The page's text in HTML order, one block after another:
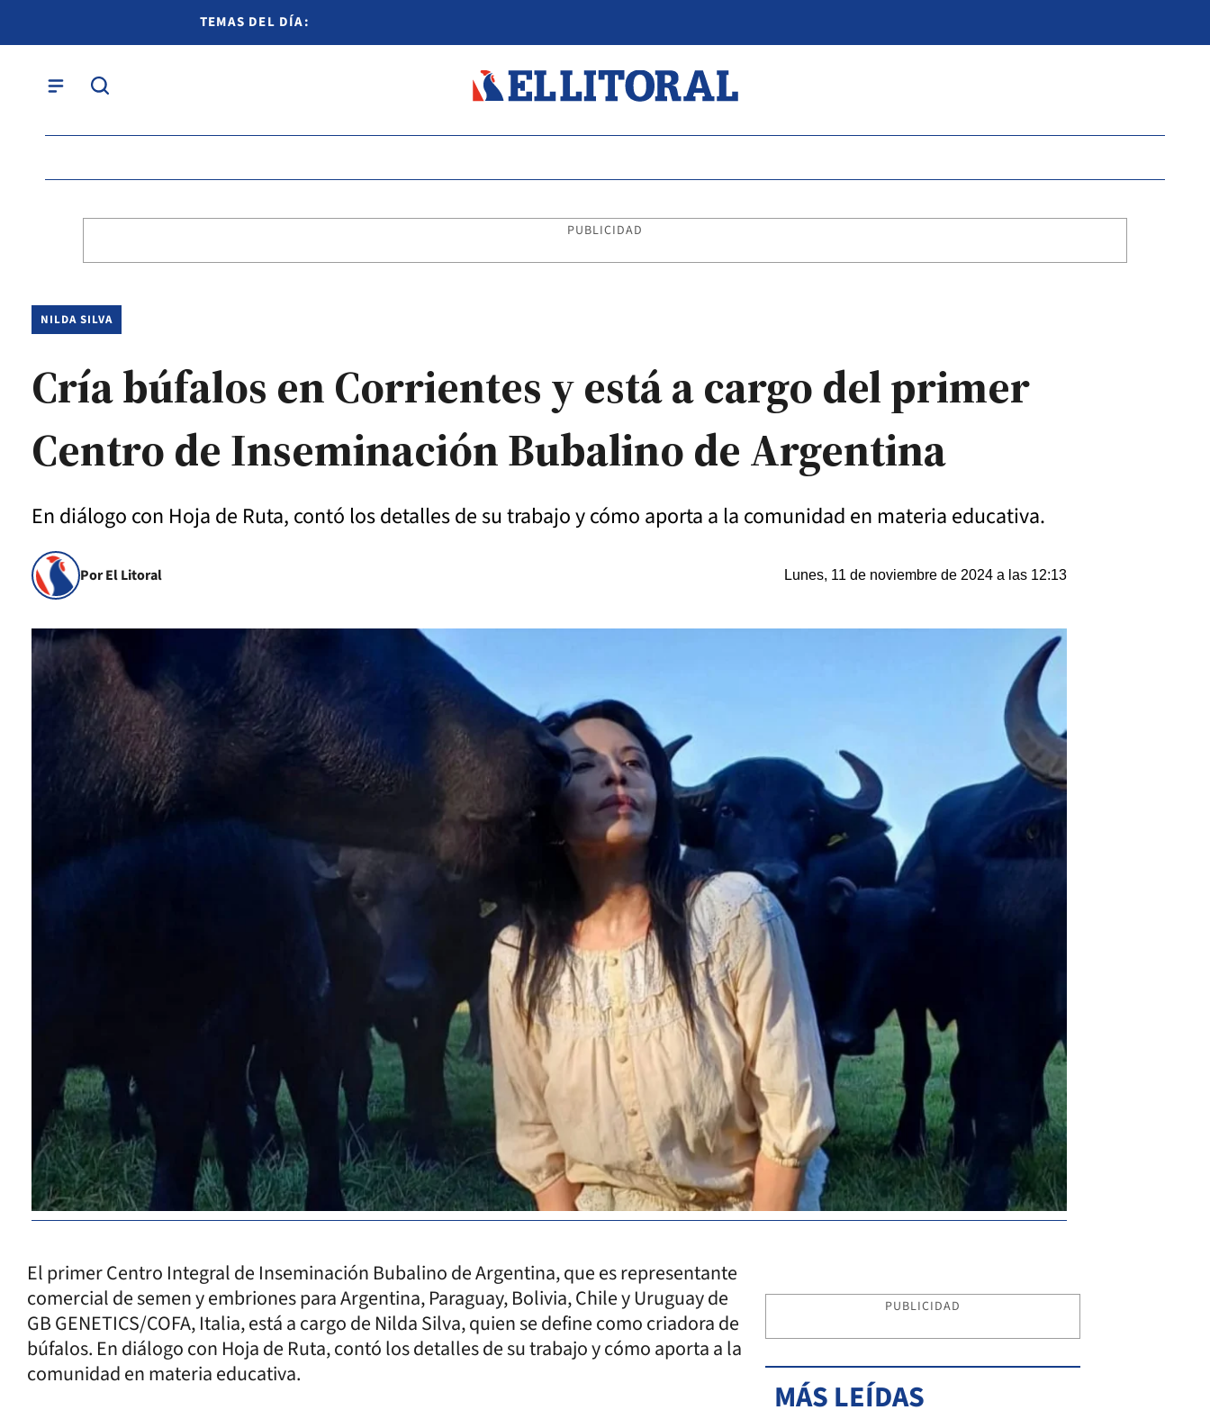
TEMAS DEL DÍA:
PUBLICIDAD
NILDA SILVA
Cría búfalos en Corrientes y está a cargo del primer
Centro de Inseminación Bubalino de Argentina
En diálogo con Hoja de Ruta, contó los detalles de su trabajo y cómo aporta a la comunidad en materia educativa.
Por El Litoral Lunes, 11 de noviembre de 2024 a las 12:13
El primer Centro Integral de Inseminación Bubalino de Argentina, que es representante
comercial de semen y embriones para Argentina, Paraguay, Bolivia, Chile y Uruguay de
GB GENETICS/COFA, Italia, está a cargo de Nilda Silva, quien se define como criadora de
búfalos. En diálogo con Hoja de Ruta, contó los detalles de su trabajo y cómo aporta a la
comunidad en materia educativa.
PUBLICIDAD
MÁS LEÍDAS